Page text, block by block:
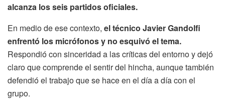
alcanza los seis partidos oficiales.
En medio de ese contexto, el técnico Javier Gandolfi
enfrentó los micrófonos y no esquivó el tema.
Respondió con sinceridad a las críticas del entorno y dejó
claro que comprende el sentir del hincha, aunque también
defendió el trabajo que se hace en el día a día con el
grupo.